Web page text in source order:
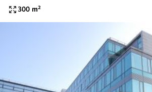
der Simmeringer Hauptstraße!
300 m²